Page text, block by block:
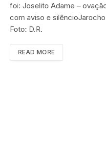
foi: Joselito Adame –
com aviso e
Foto: D.R.
READ MORE